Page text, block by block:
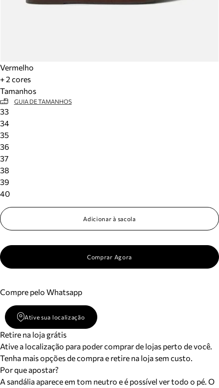
Vermelho
+ 2 cores
Tamanhos
GUIA DE TAMANHOS
33
34
35
36
37
38
39
40
Adicionar à sacola
Comprar Agora
Compre pelo Whatsapp
Ative sua localização
Retire na loja grátis
Ative a localização para poder comprar de lojas perto de você.
Tenha mais opções de compra e retire na loja sem custo.
Por que apostar?
A sandália aparece em tom neutro e é possível ver todo o pé. O